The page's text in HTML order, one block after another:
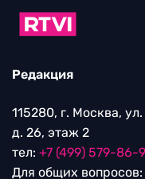
Редакция
115280, г. Москва,
д. 26, этаж 2
тел: +7 (499) 579-86-
Для общих вопросов: